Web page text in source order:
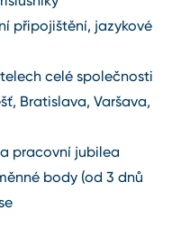
připojištění, jazykové
celé společnosti
Bratislava, Varšava,
pracovní jubilea
body (od 3 dnů